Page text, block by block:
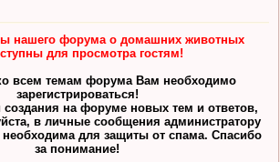
нашего форума о домашних животных
для просмотра гостям!
всем темам форума Вам необходимо
зарегистрироваться!
на форуме новых тем и ответов,
в личные сообщения администратору
для защиты от спама. Спасибо
за понимание!